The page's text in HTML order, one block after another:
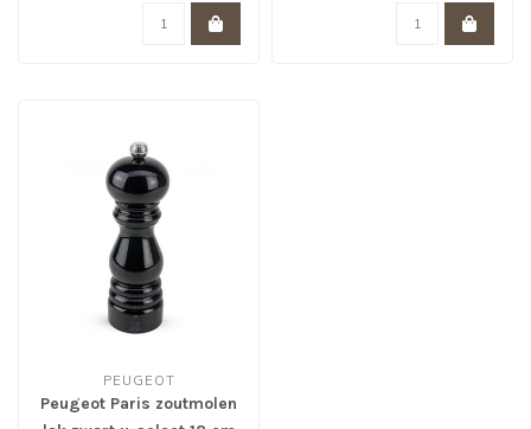
PEUGEOT
Peugeot Paris zoutmolen